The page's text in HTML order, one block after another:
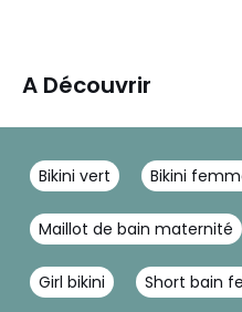
A Découvrir
Bikini vert Bikini
Maillot de bain maternité
Girl bikini Short bain